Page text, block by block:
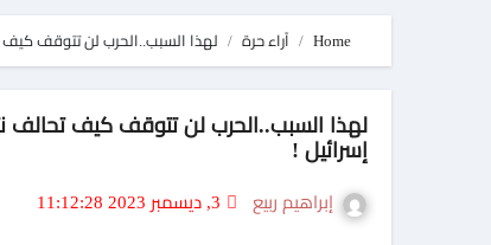
Home آراء حرة لهذا السبب..الحرب لن تتوقف كيف
لهذا
إسرائيل !
إبراهيم ربيع